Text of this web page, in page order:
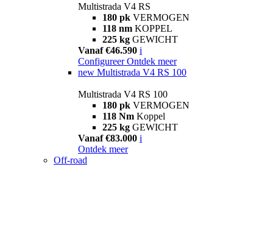
Multistrada V4 RS
180 pk VERMOGEN
118 nm KOPPEL
225 kg GEWICHT
Vanaf €46.590 i
Configureer Ontdek meer
new Multistrada V4 RS 100
Multistrada V4 RS 100
180 pk VERMOGEN
118 Nm Koppel
225 kg GEWICHT
Vanaf €83.000 i
Ontdek meer
Off-road